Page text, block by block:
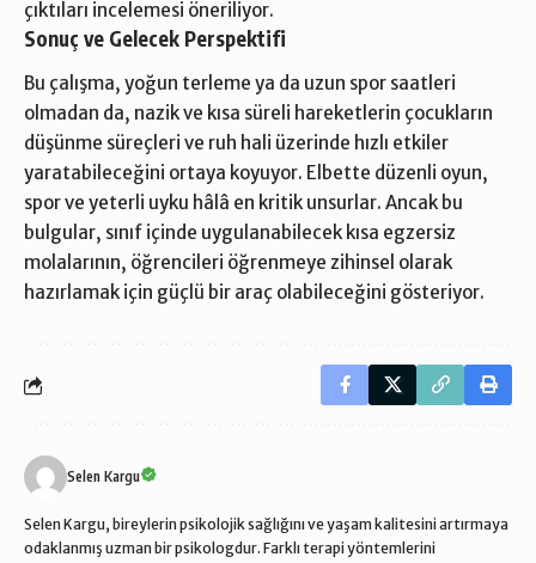
çıktıları incelemesi öneriliyor.
Sonuç ve Gelecek Perspektifi
Bu çalışma, yoğun terleme ya da uzun spor saatleri
olmadan da, nazik ve kısa süreli hareketlerin çocukların
düşünme süreçleri ve ruh hali üzerinde hızlı etkiler
yaratabileceğini ortaya koyuyor. Elbette düzenli oyun,
spor ve yeterli uyku hâlâ en kritik unsurlar. Ancak bu
bulgular, sınıf içinde uygulanabilecek kısa egzersiz
molalarının, öğrencileri öğrenmeye zihinsel olarak
hazırlamak için güçlü bir araç olabileceğini gösteriyor.
Selen Kargu
Selen Kargu, bireylerin psikolojik sağlığını ve yaşam kalitesini artırmaya
odaklanmış uzman bir psikologdur. Farklı terapi yöntemlerini